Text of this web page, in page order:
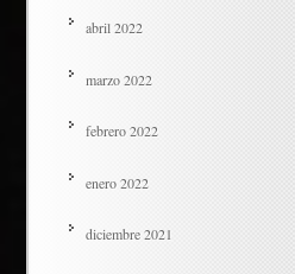
abril 2022
marzo 2022
febrero 2022
enero 2022
diciembre 2021